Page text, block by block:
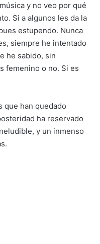
y no veo por qué
Si a algunos les da la
estupendo. Nunca
siempre he intentado
he sabido, sin
femenino o no. Si es
que han quedado
ha reservado
y un inmenso